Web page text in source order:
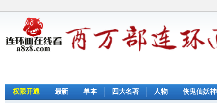
权限开通 最新 单本 四大名著 人物 侠鬼仙妖神